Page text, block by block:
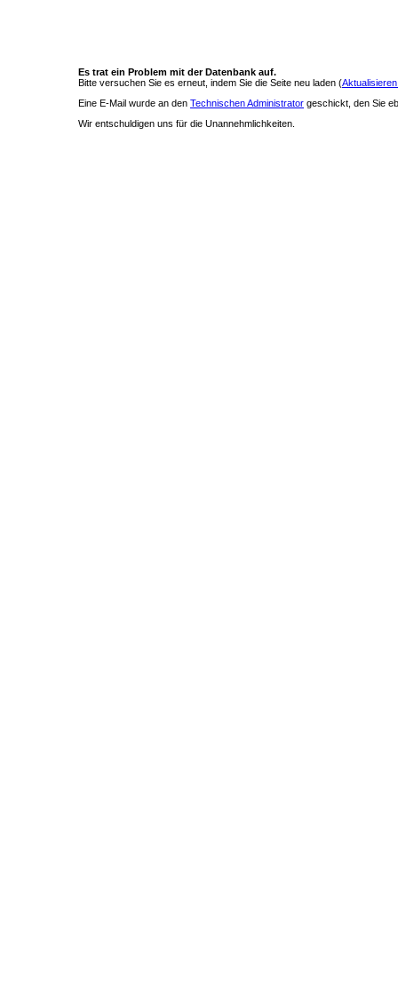
Es trat ein Problem mit der Datenbank auf.
Bitte versuchen Sie es erneut, indem Sie die Seite neu laden (
Eine E-Mail wurde an den Technischen Administrator geschickt, den Sie
Wir entschuldigen uns für die Unannehmlichkeiten.